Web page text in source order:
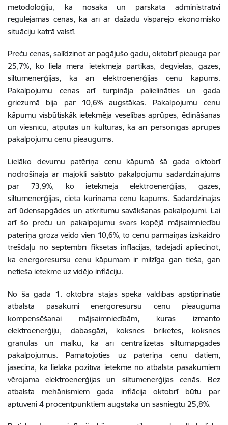
metodoloģiju, kā nosaka un pārskata administratīvi
regulējamās cenas, kā arī ar dažādu vispārējo ekonomisko
situāciju katrā valstī.
Preču cenas, salīdzinot ar pagājušo gadu, oktobrī pieauga par
25,7%, ko lielā mērā ietekmēja pārtikas, degvielas, gāzes,
siltumenerģijas, kā arī elektroenerģijas cenu kāpums.
Pakalpojumu cenas arī turpināja palielināties un gada
griezumā bija par 10,6% augstākas. Pakalpojumu cenu
kāpumu visbūtiskāk ietekmēja veselības aprūpes, ēdināšanas
un viesnīcu, atpūtas un kultūras, kā arī personīgās aprūpes
pakalpojumu cenu pieaugums.
Lielāko devumu patēriņa cenu kāpumā šā gada oktobrī
nodrošināja ar mājokli saistīto pakalpojumu sadārdzinājums
par 73,9%, ko ietekmēja elektroenerģijas, gāzes,
siltumenerģijas, cietā kurināmā cenu kāpums. Sadārdzinājās
arī ūdensapgādes un atkritumu savākšanas pakalpojumi. Lai
arī šo preču un pakalpojumu svars kopējā mājsaimniecību
patēriņa grozā veido vien 10,6%, to cenu pārmaiņas izskaidro
trešdaļu no septembrī fiksētās inflācijas, tādējādi apliecinot,
ka energoresursu cenu kāpumam ir milzīga gan tieša, gan
netieša ietekme uz vidējo inflāciju.
No šā gada 1. oktobra stājās spēkā valdības apstiprinātie
atbalsta pasākumi energoresursu cenu pieauguma
kompensēšanai mājsaimniecībām, kuras izmanto
elektroenerģiju, dabasgāzi, koksnes briketes, koksnes
granulas un malku, kā arī centralizētās siltumapgādes
pakalpojumus. Pamatojoties uz patēriņa cenu datiem,
jāsecina, ka lielākā pozitīvā ietekme no atbalsta pasākumiem
vērojama elektroenerģijas un siltumenerģijas cenās. Bez
atbalsta mehānismiem gada inflācija oktobrī būtu par
aptuveni 4 procentpunktiem augstāka un sasniegtu 25,8%.